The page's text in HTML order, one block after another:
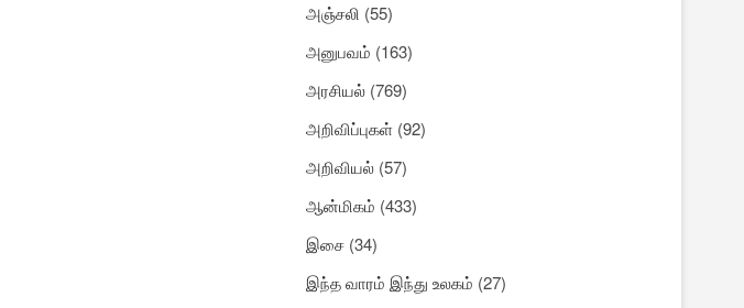
அஞ்சலி (55)
அனுபவம் (163)
அரசியல் (769)
அறிவிப்புகள் (92)
அறிவியல் (57)
ஆன்மிகம் (433)
இசை (34)
இந்த வாரம் இந்து உலகம் (27)